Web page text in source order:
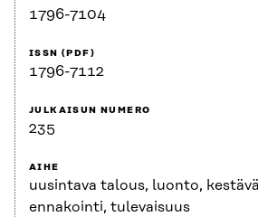
1796-7104
ISSN (PDF)
1796-7112
JULKAISUN NUMERO
235
AIHE
uusintava talous, luonto,
ennakointi, tulevaisuus